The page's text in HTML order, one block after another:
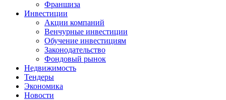
Франшиза
Инвестиции
Акции компаний
Венчурные инвестиции
Обучение инвестициям
Законодательство
Фондовый рынок
Недвижимость
Тендеры
Экономика
Новости